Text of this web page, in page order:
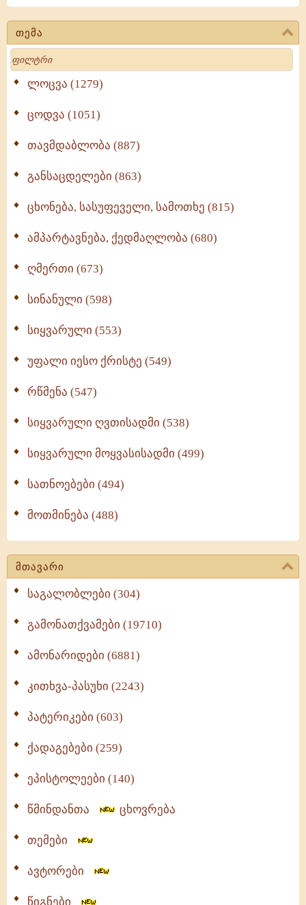
თემა
Search
ლოცვა (1279)
ცოდვა (1051)
თავმდაბლობა (887)
განსაცდელები (863)
ცხონება, სასუფეველი, სამოთხე (815)
ამპარტავნება, ქედმაღლობა (680)
ღმერთი (673)
სინანული (598)
სიყვარული (553)
უფალი იესო ქრისტე (549)
რწმენა (547)
სიყვარული ღვთისადმი (538)
სიყვარული მოყვასისადმი (499)
სათნოებები (494)
მოთმინება (488)
მთავარი
საგალობლები (304)
გამონათქვამები (19710)
ამონარიდები (6881)
კითხვა-პასუხი (2243)
პატერიკები (603)
ქადაგებები (259)
ეპისტოლეები (140)
წმინდანთა ცხოვრება
თემები
ავტორები
წიგნები